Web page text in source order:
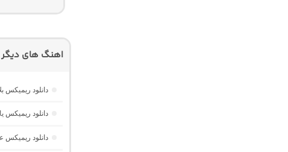
اهنگ های دیگر
دانلود ریمیکس
دانلود
دانلود ریمیکس